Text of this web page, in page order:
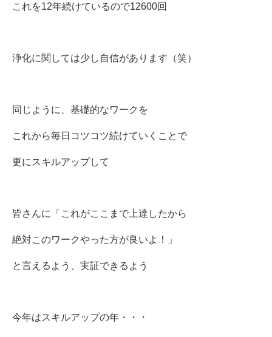
これを12年続けているので12600回
浄化に関しては少し自信があります（笑）
同じように、基礎的なワークを
これから毎日コツコツ続けていくことで
更にスキルアップして
皆さんに「これがここまで上達したから
絶対このワークやった方が良いよ！」
と言えるよう、実証できるよう
今年はスキルアップの年・・・